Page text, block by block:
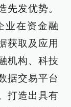
先发优势。
业在资金融
获取及应用
机构、科技
据交易平台
打造出具有